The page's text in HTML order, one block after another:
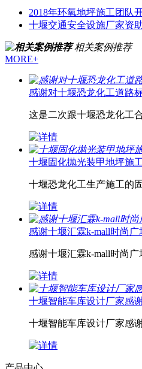
2018年环氧地坪施工团队
十堰交通安全设施厂家资
相关案例推荐
MORE+
感谢对十堰恐龙化工道路
这是二次跟十堰恐龙化工
十堰固化抛光装甲地坪施
十堰恐龙化工生产施工的
感谢十堰汇霖k-mall时尚
感谢十堰汇霖k-mall时尚
十堰智能车库设计厂家感
十堰智能车库设计厂家感